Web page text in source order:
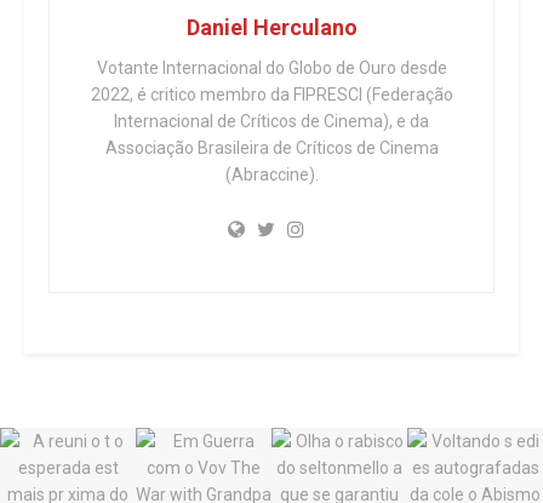
Daniel Herculano
Votante Internacional do Globo de Ouro desde
2022, é critico membro da FIPRESCI (Federação
Internacional de Críticos de Cinema), e da
Associação Brasileira de Críticos de Cinema
(Abraccine).